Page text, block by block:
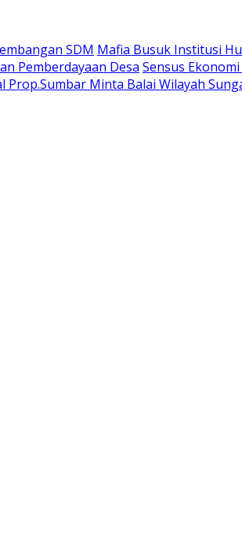
SDM Mafia Busuk Institusi
Pemberdayaan Desa Sensus
Prop.Sumbar Minta Balai Wilayah